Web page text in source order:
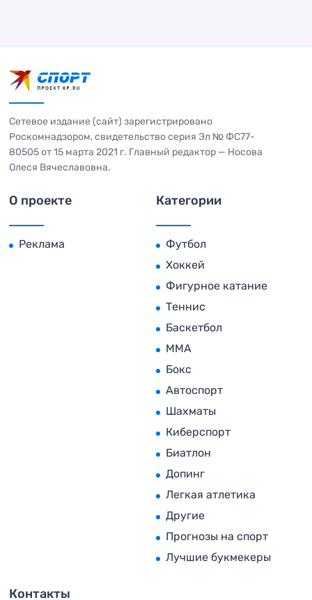
Сетевое издание (сайт) зарегистрировано
Роскомнадзором, свидетельство серия Эл № ФС77-
80505 от 15 марта 2021 г. Главный редактор — Носова
Олеся Вячеславовна.
О проекте
Реклама
Категории
Футбол
Хоккей
Фигурное катание
Теннис
Баскетбол
MMA
Бокс
Автоспорт
Шахматы
Киберспорт
Биатлон
Допинг
Легкая атлетика
Другие
Прогнозы на спорт
Лучшие букмекеры
Контакты